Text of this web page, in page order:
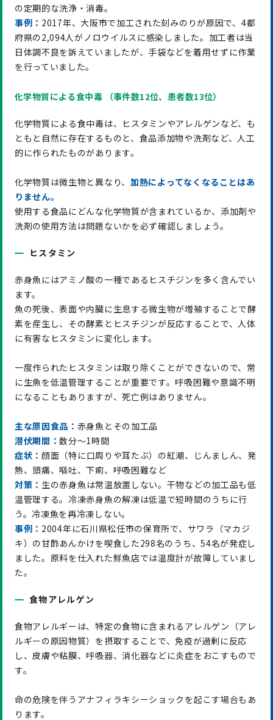
の定期的な洗浄・消毒。
事例： 2017年、大阪市で加工された刻みのりが原因で、4都
府県の2,094人がノロウイルスに感染しました。加工者は当
日体調不良を訴えていましたが、手袋などを着用せずに作業
を行っていました。
化学物質による食中毒 （事件数12位、患者数13位）
化学物質による食中毒は、ヒスタミンやアレルゲンなど、も
ともと自然に存在するものと、食品添加物や洗剤など、人工
的に作られたものがあります。
化学物質は微生物と異なり、 加熱によってなくなることはあ
りません。
使用する食品にどんな化学物質が含まれているか、添加剤や
洗剤の使用方法は問題ないかを必ず確認しましょう。
ヒスタミン
赤身魚にはアミノ酸の一種であるヒスチジンを多く含んでい
ます。
魚の死後、表面や内臓に生息する微生物が増殖することで酵
素を産生し、その酵素とヒスチジンが反応することで、人体
に有害なヒスタミンに変化します。
一度作られたヒスタミンは取り除くことができないので、常
に生魚を低温管理することが重要です。呼吸困難や意識不明
になることもありますが、死亡例はありません。
主な原因食品： 赤身魚とその加工品
潜伏期間：数分～1時間
症状： 顔面（特に口周りや耳たぶ）の紅潮、じんましん、発
熱、頭痛、嘔吐、下痢、呼吸困難など
対策： 生の赤身魚は常温放置しない。干物などの加工品も低
温管理する。冷凍赤身魚の解凍は低温で短時間のうちに行
う。冷凍魚を再冷凍しない。
事例： 2004年に石川県松任市の保育所で、サワラ（マカジ
キ）の甘酢あんかけを喫食した298名のうち、54名が発症し
ました。原料を仕入れた鮮魚店では温度計が故障していまし
た。
食物アレルゲン
食物アレルギーは、特定の食物に含まれるアレルゲン（アレ
ルギーの原因物質）を摂取することで、免疫が過剰に反応
し、皮膚や粘膜、呼吸器、消化器などに炎症をおこすもので
す。
命の危険を伴うアナフィラキシーショックを起こす場合もあ
ります。